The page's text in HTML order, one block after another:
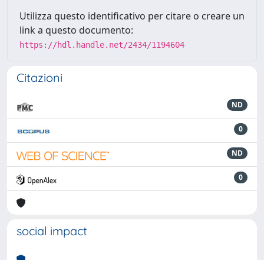
Utilizza questo identificativo per citare o creare un
link a questo documento:
https://hdl.handle.net/2434/1194604
Citazioni
ND
0
ND
0
social impact